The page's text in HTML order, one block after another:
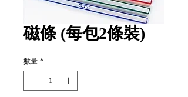
磁條 (每包2條裝)
數量 *